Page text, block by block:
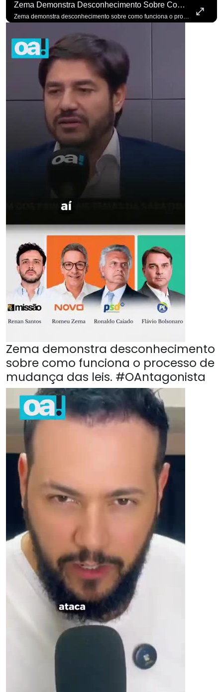
Zema Demonstra Desconhecimento Sobre Como Funciona O Processo De Mudança Das Leis. #OAntagonista
Zema demonstra desconhecimento sobre como funciona o processo de mudança das leis. #OAntagonista Se você busca informação com credibilidade, inscreva-se agora e ative o
Zema demonstra desconhecimento
sobre como funciona o processo de
mudança das leis. #OAntagonista